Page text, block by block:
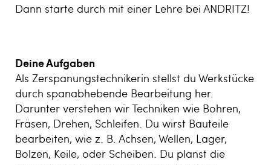
Dann starte durch mit einer Lehre bei ANDRITZ!
Deine Aufgaben
Als Zerspanungstechnikerin stellst du Werkstücke
durch spanabhebende Bearbeitung her.
Darunter verstehen wir Techniken wie Bohren,
Fräsen, Drehen, Schleifen. Du wirst Bauteile
bearbeiten, wie z. B. Achsen, Wellen, Lager,
Bolzen, Keile, oder Scheiben. Du planst die